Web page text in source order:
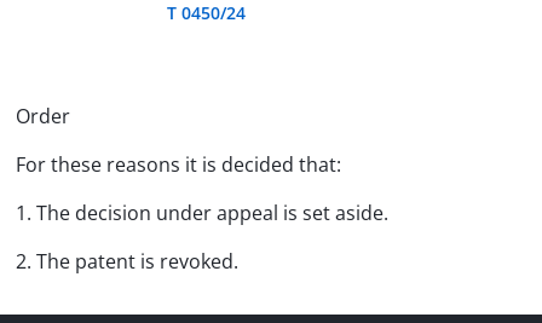
T 0450/24
Order
For these reasons it is decided that:
1. The decision under appeal is set aside.
2. The patent is revoked.